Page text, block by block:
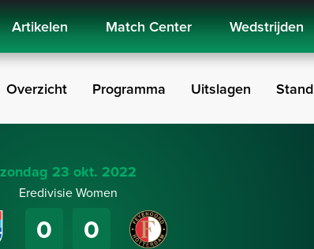
Artikelen Match Center Wedstrijden
Overzicht Programma Uitslagen Stand
zondag 23 okt. 2022
Eredivisie Women
0 0